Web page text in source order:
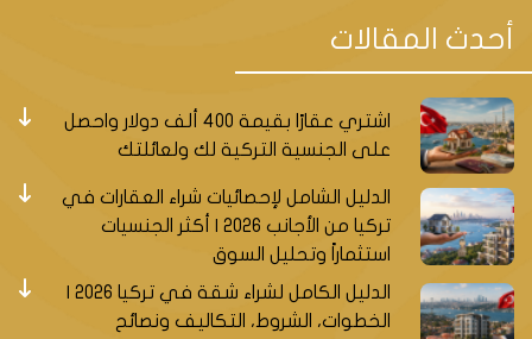
أحدث المقالات
اشتري عقارًا بقيمة 400 ألف دولار واحصل
على الجنسية التركية لك ولعائلتك
الدليل الشامل لإحصائيات شراء العقارات في
تركيا من الأجانب 2026 | أكثر الجنسيات
استثماراً وتحليل السوق
الخطوات، الشروط، التكاليف ونصائح